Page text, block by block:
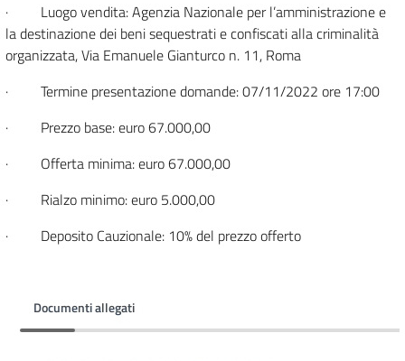
· Luogo vendita: Agenzia Nazionale per l’amministrazione e
la destinazione dei beni sequestrati e confiscati alla criminalità
organizzata, Via Emanuele Gianturco n. 11, Roma
· Termine presentazione domande: 07/11/2022 ore 17:00
· Prezzo base: euro 67.000,00
· Offerta minima: euro 67.000,00
· Rialzo minimo: euro 5.000,00
· Deposito Cauzionale: 10% del prezzo offerto
Documenti allegati